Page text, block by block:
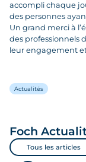
accompli chaque
des personnes
Un grand merci à
des professionnels
leur engagement
Actualités
Foch
Tous les articles